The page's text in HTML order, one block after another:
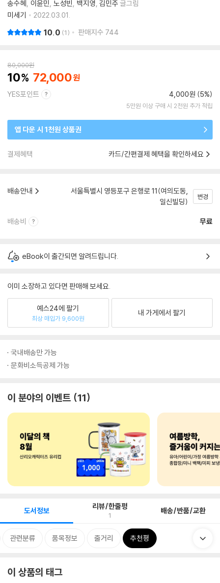
송수혜 이윤민 노성빈 백지영 김민주 글그림
미세기
2022.03.01.
10.0 1 판매지수 744
80,000원
10 72,000
YES포인트 4,000원 (5%)
5만원 이상 구매 시 2천원 추가 적립
앱 다운 시 1천원 상품권
결제혜택 카드/간편결제 혜택을 확인하세요
배송안내
서울특별시 영등포구 은행로 11(여의도동,
일신빌딩)
변경
배송비 무료
eBook이 출간되면 알려드립니다.
이미 소장하고 있다면 판매해 보세요.
예스24에 팔기
최상 매입가 9,600원
내 가게에서 팔기
국내배송만 가능
문화비소득공제 가능
이 분야의 이벤트 11
도서정보 리뷰/한줄평
1 배송/반품/교환
관련분류 품목정보 줄거리 추천평
이 상품의 태그